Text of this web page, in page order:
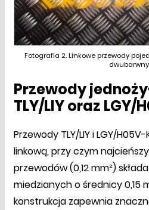
Fotografia 2. Linkowe przewody
Przewody
TLY/LIY oraz LGY/
Przewody TLY/LIY i LGY/
linkową, przy czym
przewodów (0,12 mm²)
miedzianych o średnicy 0,15
konstrukcja zapewnia